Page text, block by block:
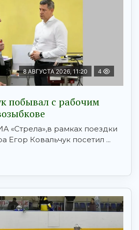
8 АВГУСТА 2026, 11:20 4
побывал с рабочим
«Стрела»,в рамках поездки
Егор Ковальчук посетил ...